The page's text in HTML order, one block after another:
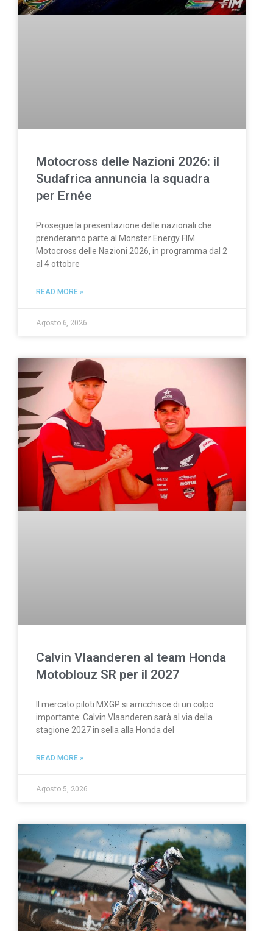
Motocross delle Nazioni 2026: il
Sudafrica annuncia la squadra
per Ernée
Prosegue la presentazione delle nazionali che
prenderanno parte al Monster Energy FIM
Motocross delle Nazioni 2026, in programma dal 2
al 4 ottobre
READ MORE »
Agosto 6, 2026
Calvin Vlaanderen al team Honda
Motoblouz SR per il 2027
Il mercato piloti MXGP si arricchisce di un colpo
importante: Calvin Vlaanderen sarà al via della
stagione 2027 in sella alla Honda del
READ MORE »
Agosto 5, 2026